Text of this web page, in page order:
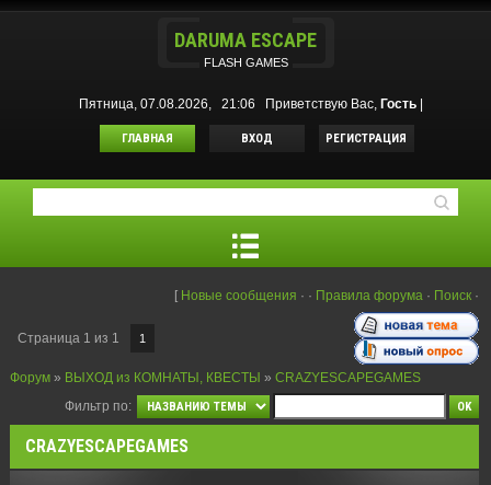
DARUMA ESCAPE
FLASH GAMES
Пятница, 07.08.2026, 21:06 Приветствую Вас, Гость
ГЛАВНАЯ ВХОД РЕГИСТРАЦИЯ
[ Новые сообщения · · Правила форума · Поиск ·
Страница 1 из 1 1
Форум » ВЫХОД из КОМНАТЫ, КВЕСТЫ » CRAZYESCAPEGAMES
Фильтр по:
CRAZYESCAPEGAMES